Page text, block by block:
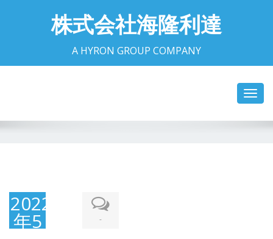
株式会社海隆利達
A HYRON GROUP COMPANY
2022
年5 -